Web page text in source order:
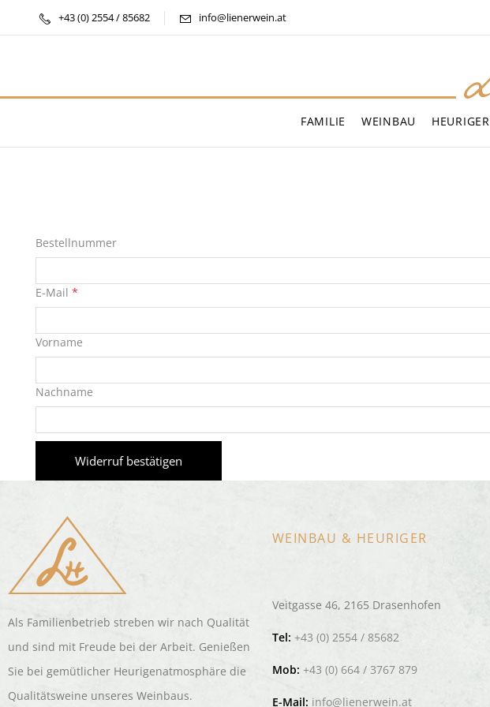
+43 (0) 2554 / 85682 info@lienerwein.at
FAMILIE WEINBAU HEURIGER
Bestellnummer
E-Mail *
Vorname
Nachname
Widerruf bestätigen
Als Familienbetrieb streben wir nach Qualität
und sind mit Freude bei der Arbeit. Genießen
Sie bei gemütlicher Heurigenatmosphäre die
Qualitätsweine unseres Weinbaus.
WEINBAU & HEURIGER
Veitgasse 46, 2165 Drasenhofen
Tel: +43 (0) 2554 / 85682
Mob: +43 (0) 664 / 3767 879
E-Mail: info@lienerwein.at